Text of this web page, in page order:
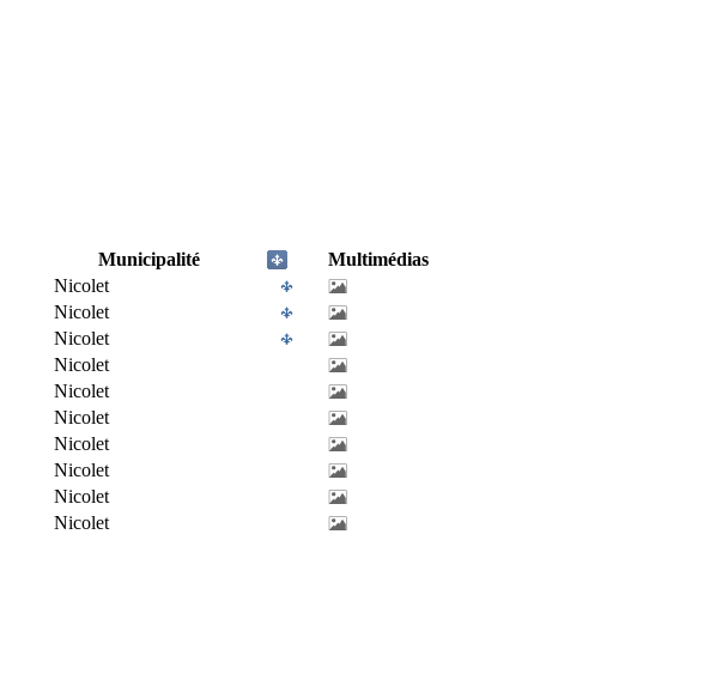
Municipalité
Multimédias
Nicolet
Nicolet
Nicolet
Nicolet
Nicolet
Nicolet
Nicolet
Nicolet
Nicolet
Nicolet